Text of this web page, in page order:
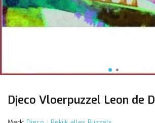
Djeco Vloerpuzzel Leon de